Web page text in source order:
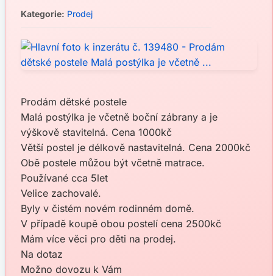
Kategorie: Prodej
Prodám dětské postele
Malá postýlka je včetně boční zábrany a je
výškově stavitelná. Cena 1000kč
Větší postel je délkově nastavitelná. Cena 2000kč
Obě postele můžou být včetně matrace.
Používané cca 5let
Velice zachovalé.
Byly v čistém novém rodinném domě.
V případě koupě obou postelí cena 2500kč
Mám více věci pro děti na prodej.
Na dotaz
Možno dovozu k Vám